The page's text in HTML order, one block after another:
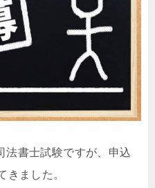
法書士試験ですが、申込
きました。